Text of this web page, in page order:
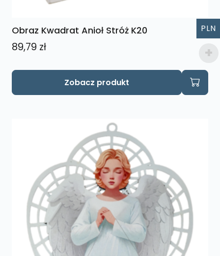
Obraz Kwadrat Anioł Stróż K20
89,79 zł
Zobacz produkt
PLN